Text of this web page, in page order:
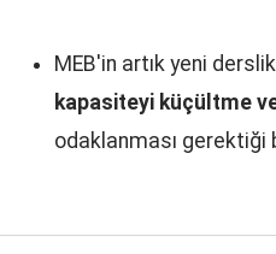
MEB'in artık yeni
kapasiteyi küçültme
odaklanması gerektiği